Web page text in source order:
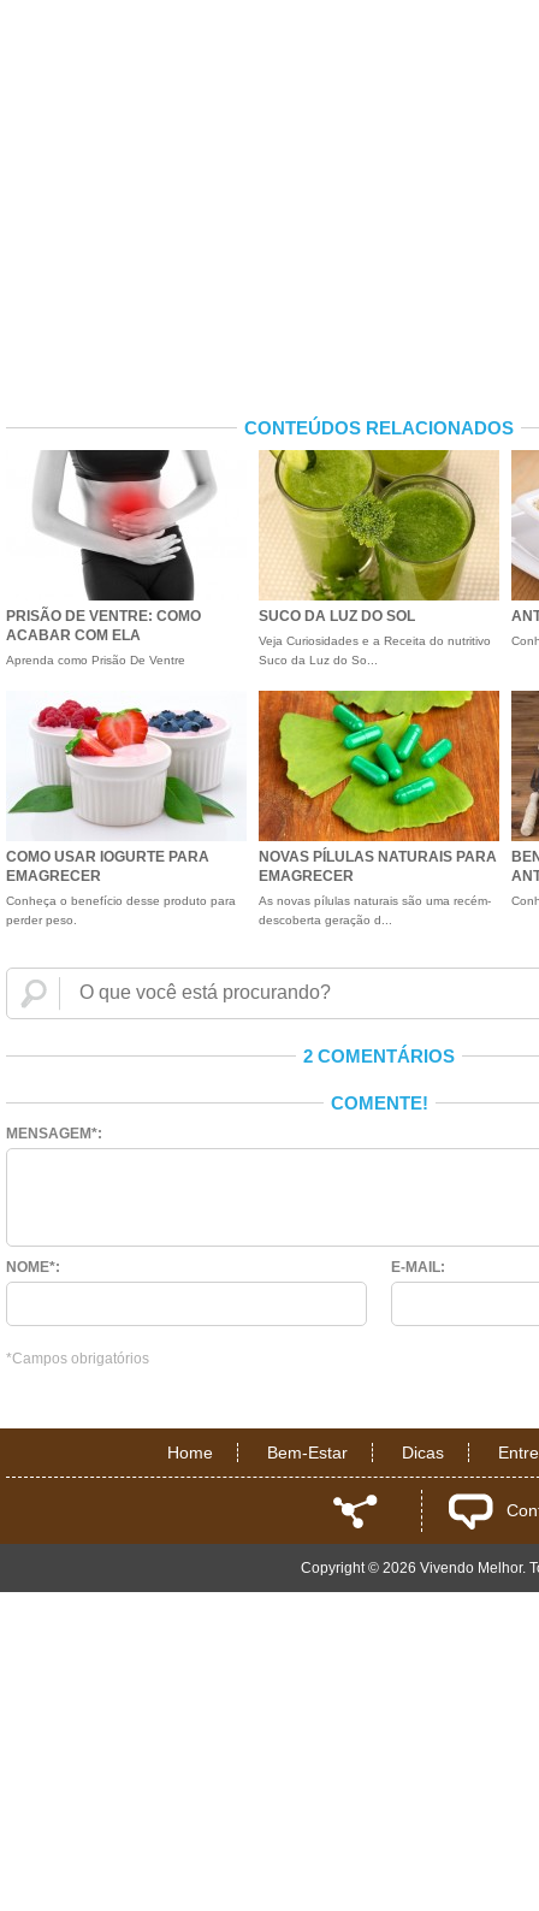
CONTEÚDOS RELACIONADOS
PRISÃO DE VENTRE: COMO
ACABAR COM ELA
Aprenda como Prisão De Ventre
SUCO DA LUZ DO SOL
Veja Curiosidades e a Receita do nutritivo
Suco da Luz do So...
COMO USAR IOGURTE PARA
EMAGRECER
Conheça o benefício desse produto para
perder peso.
NOVAS PÍLULAS NATURAIS PARA
EMAGRECER
As novas pílulas naturais são uma recém-
descoberta geração d...
2 COMENTÁRIOS
COMENTE!
MENSAGEM*:
NOME*: E-MAIL:
*Campos obrigatórios
Home Bem-Estar Dicas
Copyright © 2026 Vivendo Melhor.